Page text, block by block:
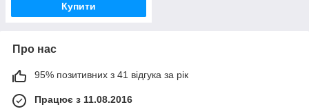
Купити
Про нас
95% позитивних з 41 відгука за рік
Працює з 11.08.2016